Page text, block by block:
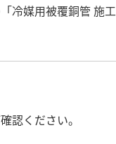
冷媒用被覆銅管 施
認ください。